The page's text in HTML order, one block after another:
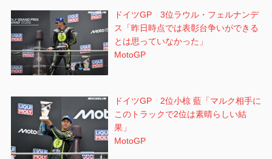
ドイツGP 3位ラウル・フェルナンデ
ス「昨日時点では表彰台争いができる
とは思っていなかった」
MotoGP
ドイツGP 2位小椋 藍「マルク相手に
このトラックで2位は素晴らしい結
果」
MotoGP